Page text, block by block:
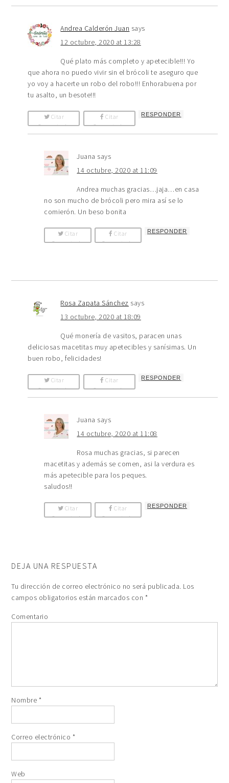
Andrea Calderón Juan says
12 octubre, 2020 at 13:28
Qué plato más completo y apetecible!!! Yo
que ahora no puedo vivir sin el brócoli te aseguro que
yo voy a hacerte un robo del robo!!! Enhorabuena por
tu asalto, un besote!!!
Citar
Comentario
Citar
Comentario
RESPONDER
Juana says
14 octubre, 2020 at 11:09
Andrea muchas gracias…jaja…en casa
no son mucho de brócoli pero mira así se lo
comierón. Un beso bonita
Citar
Comentario
Citar
Comentario
RESPONDER
Rosa Zapata Sánchez says
13 octubre, 2020 at 18:09
Qué monería de vasitos, paracen unas
deliciosas macetitas muy apetecibles y sanísimas. Un
buen robo, felicidades!
Citar
Comentario
Citar
Comentario
RESPONDER
Juana says
14 octubre, 2020 at 11:08
Rosa muchas gracias, si parecen
macetitas y además se comen, asi la verdura es
más apetecible para los peques.
saludos!!
Citar
Comentario
Citar
Comentario
RESPONDER
DEJA UNA RESPUESTA
Tu dirección de correo electrónico no será publicada. Los
campos obligatorios están marcados con *
Comentario
Nombre *
Correo electrónico *
Web